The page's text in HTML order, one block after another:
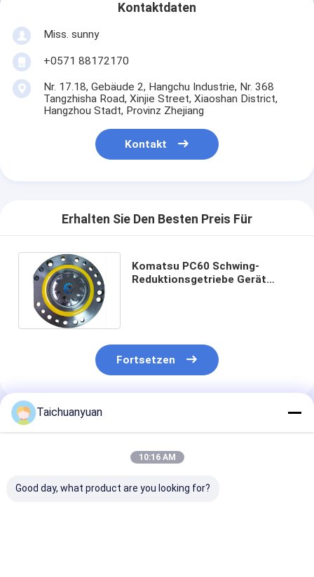
Kontaktdaten
Miss. sunny
+0571 88172170
Nr. 17.18, Gebäude 2, Hangchu Industrie, Nr. 368
Tangzhisha Road, Xinjie Street, Xiaoshan District,
Hangzhou Stadt, Provinz Zhejiang
Kontakt
Erhalten Sie Den Besten Preis Für
Komatsu PC60 Schwing-
Reduktionsgetriebe Gerät
Fortsetzen
Empfohlene Produkte
Taichuanyuan
10:16 AM
Good day, what product are you looking for?